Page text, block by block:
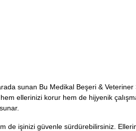
sunan Bu Medikal Beşeri & Veteriner
ellerinizi korur hem de hijyenik
de işinizi güvenle sürdürebilirsiniz.